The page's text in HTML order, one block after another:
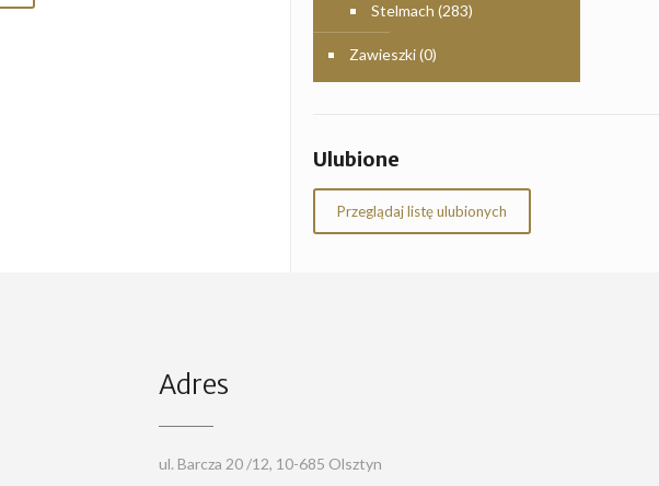
Stelmach (283)
Zawieszki(0)
Ulubione
Przeglądaj listę ulubionych
Adres
ul. Barcza 20 /12, 10-685 Olsztyn